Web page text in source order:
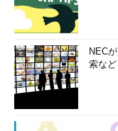
例に考えてみましょう。
NEC
索な